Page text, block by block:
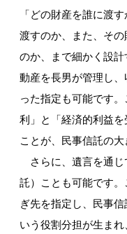
「どの財産を誰に渡
渡すのか、また、そ
のか、まで細かく設
動産を長男が管理し
った指定も可能です
利」と「経済的利益
ことが、民事信託の大
さらに、遺言を通じ
託）ことも可能です
ぎ先を指定し、民事
いう役割分担が生ま